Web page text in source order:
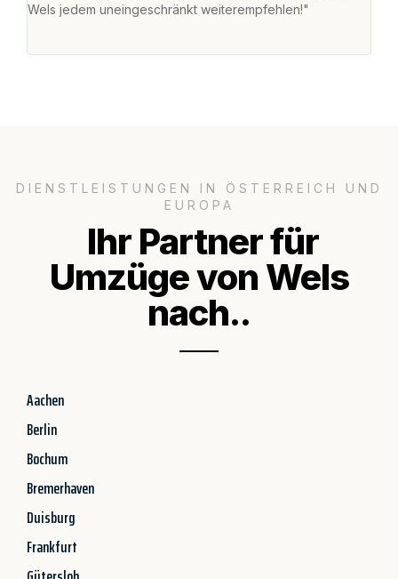
Wels jedem uneingeschränkt weiterempfehlen!"
DIENSTLEISTUNGEN IN ÖSTERREICH UND
EUROPA
Ihr Partner für
Umzüge von Wels
nach..
Aachen
Berlin
Bochum
Bremerhaven
Duisburg
Frankfurt